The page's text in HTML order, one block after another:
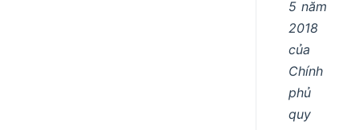
5 năm
2018
của
Chính
phủ
quy